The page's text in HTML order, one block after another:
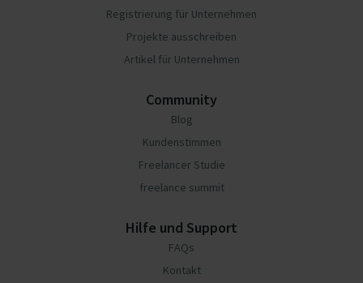
Registrierung für Unternehmen
Projekte ausschreiben
Artikel für Unternehmen
Community
Blog
Kundenstimmen
Freelancer Studie
freelance summit
Hilfe und Support
FAQs
Kontakt